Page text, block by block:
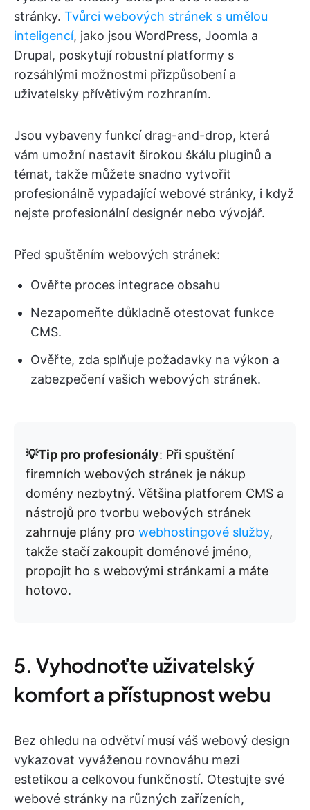
stránky. Tvůrci webových stránek s umělou
inteligencí, jako jsou WordPress, Joomla a
Drupal, poskytují robustní platformy s
rozsáhlými možnostmi přizpůsobení a
uživatelsky přívětivým rozhraním.
Jsou vybaveny funkcí drag-and-drop, která
vám umožní nastavit širokou škálu pluginů a
témat, takže můžete snadno vytvořit
profesionálně vypadající webové stránky, i když
nejste profesionální designér nebo vývojář.
Před spuštěním webových stránek:
Ověřte proces integrace obsahu
Nezapomeňte důkladně otestovat funkce
CMS.
Ověřte, zda splňuje požadavky na výkon a
zabezpečení vašich webových stránek.
💡Tip pro profesionály: Při spuštění
firemních webových stránek je nákup
domény nezbytný. Většina platforem CMS a
nástrojů pro tvorbu webových stránek
zahrnuje plány pro webhostingové služby,
takže stačí zakoupit doménové jméno,
propojit ho s webovými stránkami a máte
hotovo.
5. Vyhodnoťte uživatelský
komfort a přístupnost webu
Bez ohledu na odvětví musí váš webový design
vykazovat vyváženou rovnováhu mezi
estetikou a celkovou funkčností. Otestujte své
webové stránky na různých zařízeních,